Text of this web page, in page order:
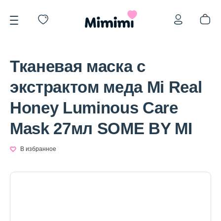
*OVERSTOCK -30%
Уход за лицом
Тканевая маска с
экстрактом меда Mi Real
Honey Luminous Care
Mask 27мл SOME BY MI
В избранное